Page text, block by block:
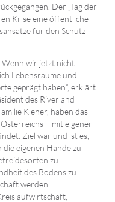
Der „Tag der
Krise eine öffentliche
für den Schutz
Wenn wir jetzt nicht
Lebensräume und
geprägt haben“, erklärt
des River and
Kiener, haben das
– mit eigener
Ziel war und ist es,
eigenen Hände zu
zu
des Bodens zu
werden